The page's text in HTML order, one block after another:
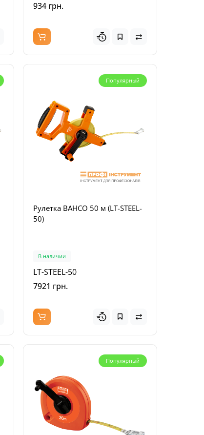
934 грн.
Популярный
Рулетка BAHCO 50 м (LT-STEEL-
50)
В наличии
LT-STEEL-50
7921 грн.
Популярный